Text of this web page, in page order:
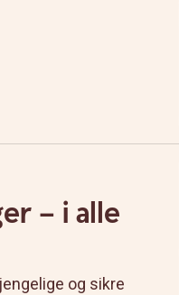
– i alle
og sikre